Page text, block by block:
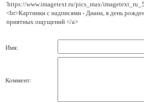
'https://www.imagetext.ru/pics_max/
<br>Картинки с надписями - Диана, в день
приятных ощущений </a>
Имя:
Коммент: